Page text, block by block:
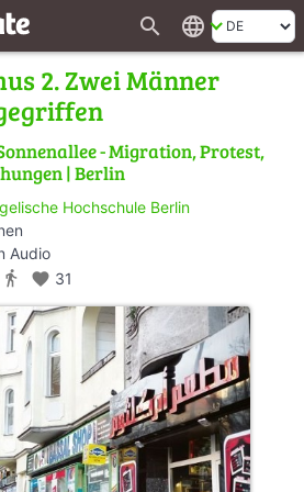
search language
2. Zwei Männer
- Migration, Protest,
| Berlin
Hochschule Berlin
Audio
directions_walk favorite 31